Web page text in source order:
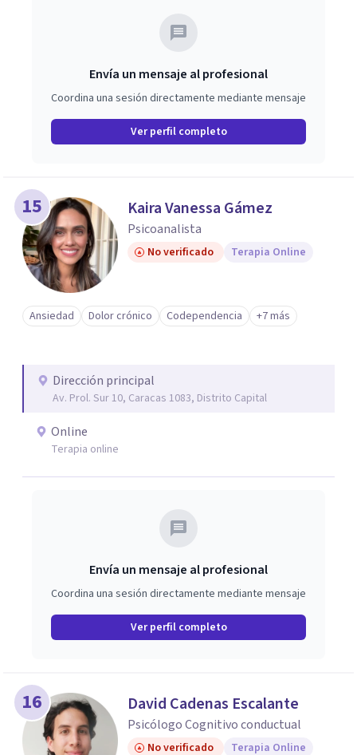
Envía un mensaje al profesional
Coordina una sesión directamente mediante mensaje
Ver perfil completo
15 Kaira Vanessa Gámez
Psicoanalista
No verificado Terapia Online
Ansiedad Dolor crónico Codependencia +7 más
Dirección principal
Av. Prol. Sur 10, Caracas 1083, Distrito Capital
Online
Terapia online
Envía un mensaje al profesional
Coordina una sesión directamente mediante mensaje
Ver perfil completo
16 David Cadenas Escalante
Psicólogo Cognitivo conductual
No verificado Terapia Online